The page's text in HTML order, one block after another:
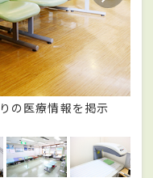
の医療情報を掲示